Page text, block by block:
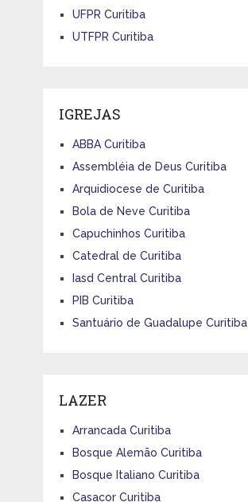
UFPR Curitiba
UTFPR Curitiba
IGREJAS
ABBA Curitiba
Assembléia de Deus Curitiba
Arquidiocese de Curitiba
Bola de Neve Curitiba
Capuchinhos Curitiba
Catedral de Curitiba
Iasd Central Curitiba
PIB Curitiba
Santuário de Guadalupe Curitiba
LAZER
Arrancada Curitiba
Bosque Alemão Curitiba
Bosque Italiano Curitiba
Casacor Curitiba